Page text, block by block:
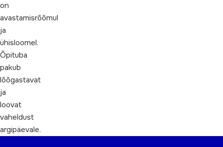
on
avastamisrõõmul
ja
ühisloomel.
Õpituba
pakub
lõõgastavat
ja
loovat
vaheldust
argipäevale.